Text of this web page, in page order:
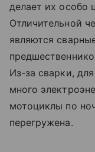
делает их особо
Отличительной
являются
Из-за сварки,
много
мотоциклы по
перегружена.